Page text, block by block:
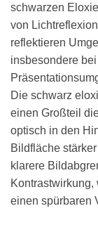
schwarzen
von
reflektieren
insbesondere
Die schwarz
einen Großteil
optisch in den
Bildfläche
klarere
einen spürbaren